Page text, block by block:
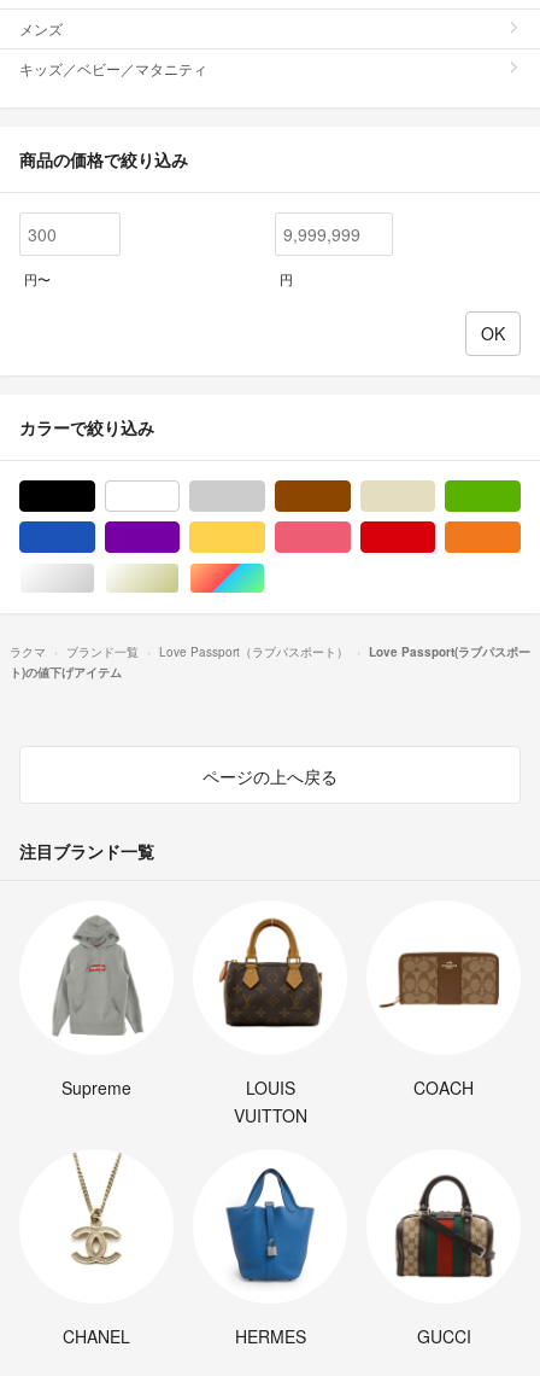
メンズ
キッズ／ベビー／マタニティ
商品の価格で絞り込み
円〜 円
カラーで絞り込み
シルバー/銀色系ゴールド/金色系マルチカラー
ラクマ ブランド一覧 Love Passport（ラブパスポート）
Love Passport(ラブパスポー
ト)の値下げアイテム
ページの上へ戻る
注目ブランド一覧
Supreme
LOUIS
VUITTON
COACH
CHANEL HERMES GUCCI